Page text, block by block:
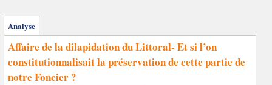
Analyse
Affaire de la dilapidation du Littoral- Et si l’on
constitutionnalisait la préservation de cette partie de
notre Foncier ?